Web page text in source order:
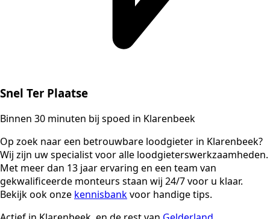
Snel Ter Plaatse
Binnen 30 minuten bij spoed in Klarenbeek
Op zoek naar een betrouwbare loodgieter in Klarenbeek?
Wij zijn uw specialist voor alle loodgieterswerkzaamheden.
Met meer dan 13 jaar ervaring en een team van
gekwalificeerde monteurs staan wij 24/7 voor u klaar.
Bekijk ook onze kennisbankvoor handige tips.